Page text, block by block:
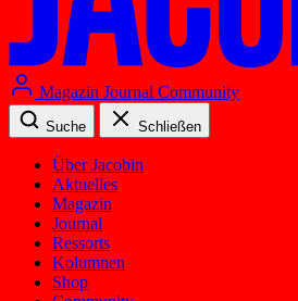
Magazin Journal Community
Suche Schließen
Über Jacobin
Aktuelles
Magazin
Journal
Ressorts
Kolumnen
Shop